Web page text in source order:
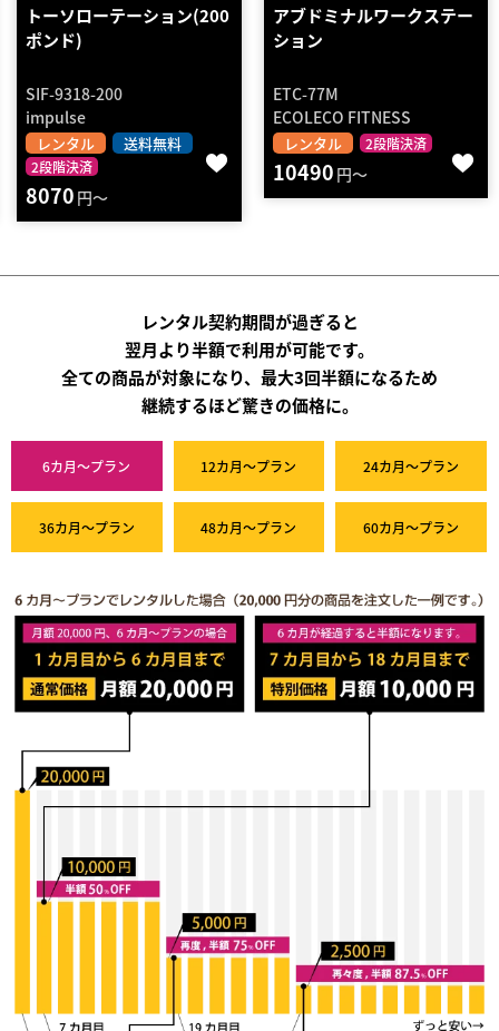
アブドミナルワークステー
ション
ETC-77M
ECOLECO FITNESS
レンタル 2段階決済
10490円～
ワンダーコア 1台4役 （腹
筋クランチ ローイン…
GYM CLOUD
レンタル 送料無料
設置組立 2段階決済
510円～
レンタル契約期間が過ぎると
翌月より半額で利用が可能です。
全ての商品が対象になり、最大3回半額になるため
継続するほど驚きの価格に。
6カ月～プラン 12カ月～プラン 24カ月～プラン
36カ月～プラン 48カ月～プラン 60カ月～プラン